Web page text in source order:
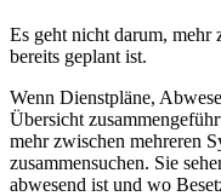
Es geht nicht darum, mehr
bereits geplant ist.
Wenn Dienstpläne,
Übersicht
mehr zwischen mehreren
zusammensuchen. Sie
abwesend ist und wo